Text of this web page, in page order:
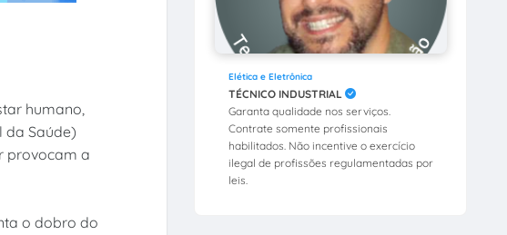
humano,
da Saúde)
provocam a
o dobro do
Elética e Eletrônica
TÉCNICO INDUSTRIAL
Garanta qualidade nos serviços.
Contrate somente profissionais
habilitados. Não incentive o exercício
ilegal de profissões regulamentadas por
leis.